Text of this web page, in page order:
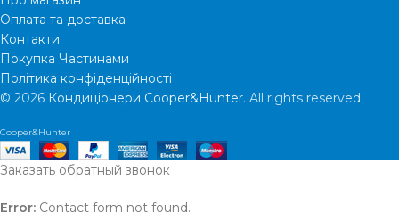
Оплата та доставка
Контакти
Покупка Частинами
Політика конфіденційності
© 2026 Кондиціонери Cooper&Hunter. All rights reserved
Cooper&Hunter
Заказать обратный звонок
Error: Contact form not found.